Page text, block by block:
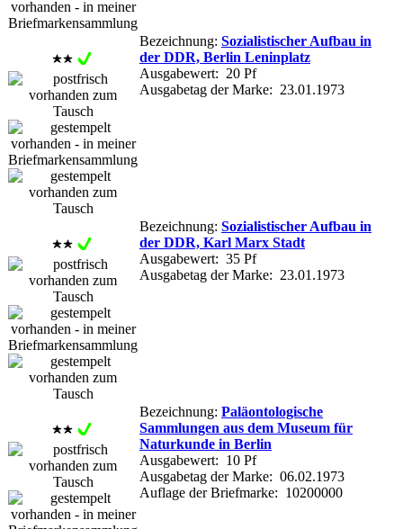
Bezeichnung: Sozialistischer Aufbau in
der DDR, Berlin Leninplatz
Ausgabewert: 20 Pf
Ausgabetag der Marke: 23.01.1973
Bezeichnung: Sozialistischer Aufbau in
der DDR, Karl Marx Stadt
Ausgabewert: 35 Pf
Ausgabetag der Marke: 23.01.1973
Bezeichnung: Paläontologische
Sammlungen aus dem Museum für
Naturkunde in Berlin
Ausgabewert: 10 Pf
Ausgabetag der Marke: 06.02.1973
Auflage der Briefmarke: 10200000